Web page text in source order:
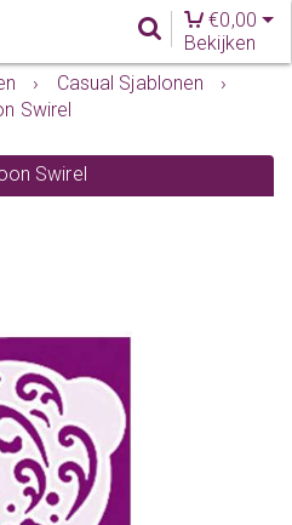
€0,00
Bekijken
› Casual Sjablonen
›
Swirel
Swirel